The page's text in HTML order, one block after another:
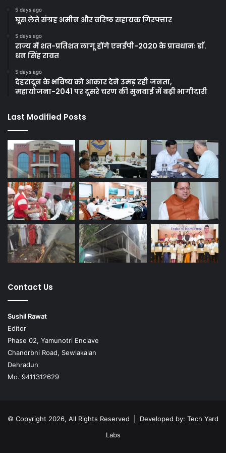
5 days ago
घूस लेते संग्रह अमीन और वरिष्ठ सहायक गिरफ्तार
5 days ago
राज्य में शत-प्रतिशत लागू होंगे एनईपी-2020 के प्रावधानः डाॅ.
धन सिंह रावत
5 days ago
देहरादून के भविष्य को आकार देने उमड़ रही जनता,
महायोजना-2041 पर दूसरे चरण की सुनवाई में बढ़ी भागीदारी
Last Modified Posts
Contact Us
Sushil Rawat
Editor
Phase 02, Yamunotri Enclave
Chandrbni Road, Sewlakalan
Dehradun
Mo. 9411312629
© Copyright 2026, All Rights Reserved | Developed by: Tech Yard
Labs